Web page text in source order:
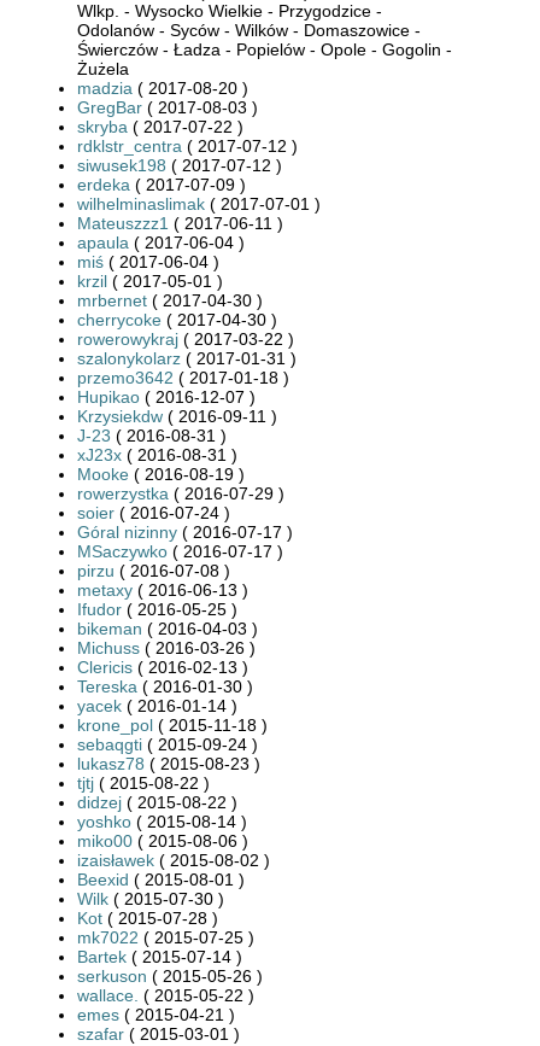
Wlkp. - Wysocko Wielkie - Przygodzice -
Odolanów - Syców - Wilków - Domaszowice -
Świerczów - Ładza - Popielów - Opole - Gogolin -
Żużela
madzia ( 2017-08-20 )
GregBar ( 2017-08-03 )
skryba ( 2017-07-22 )
rdklstr_centra ( 2017-07-12 )
siwusek198 ( 2017-07-12 )
erdeka ( 2017-07-09 )
wilhelminaslimak ( 2017-07-01 )
Mateuszzz1 ( 2017-06-11 )
apaula ( 2017-06-04 )
miś ( 2017-06-04 )
krzil ( 2017-05-01 )
mrbernet ( 2017-04-30 )
cherrycoke ( 2017-04-30 )
rowerowykraj ( 2017-03-22 )
szalonykolarz ( 2017-01-31 )
przemo3642 ( 2017-01-18 )
Hupikao ( 2016-12-07 )
Krzysiekdw ( 2016-09-11 )
J-23 ( 2016-08-31 )
xJ23x ( 2016-08-31 )
Mooke ( 2016-08-19 )
rowerzystka ( 2016-07-29 )
soier ( 2016-07-24 )
Góral nizinny ( 2016-07-17 )
MSaczywko ( 2016-07-17 )
pirzu ( 2016-07-08 )
metaxy ( 2016-06-13 )
Ifudor ( 2016-05-25 )
bikeman ( 2016-04-03 )
Michuss ( 2016-03-26 )
Clericis ( 2016-02-13 )
Tereska ( 2016-01-30 )
yacek ( 2016-01-14 )
krone_pol ( 2015-11-18 )
sebaqgti ( 2015-09-24 )
lukasz78 ( 2015-08-23 )
tjtj ( 2015-08-22 )
didzej ( 2015-08-22 )
yoshko ( 2015-08-14 )
miko00 ( 2015-08-06 )
izaisławek ( 2015-08-02 )
Beexid ( 2015-08-01 )
Wilk ( 2015-07-30 )
Kot ( 2015-07-28 )
mk7022 ( 2015-07-25 )
Bartek ( 2015-07-14 )
serkuson ( 2015-05-26 )
wallace. ( 2015-05-22 )
emes ( 2015-04-21 )
szafar ( 2015-03-01 )